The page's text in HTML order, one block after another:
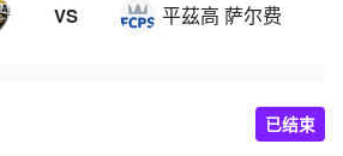
VS 平茲高 萨尔费尔登
已结束